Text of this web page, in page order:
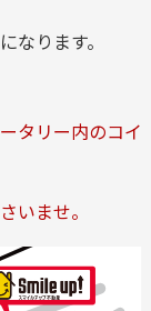
なります。
タリー内のコイ
いませ。